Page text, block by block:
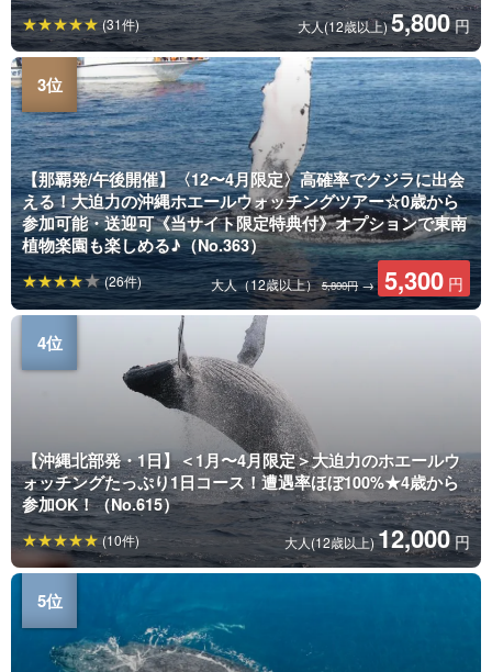
大人(12歳以上)5,800 円
(31件)
【那覇発/午後開催】〈12〜4月限定〉高確率でクジラに出会
える！大迫力の沖縄ホエールウォッチングツアー☆0歳から
参加可能・送迎可《当サイト限定特典付》オプションで東南
植物楽園も楽しめる♪（No.363）
大人（12歳以上）5,800円→ 5,300 円
(26件)
【沖縄北部発・1日】＜1月〜4月限定＞大迫力のホエールウ
ォッチングたっぷり1日コース！遭遇率ほぼ100%★4歳から
参加OK！（No.615）
大人(12歳以上)12,000 円
(10件)